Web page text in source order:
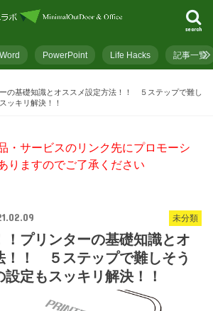
search
Word PowerPoint Life Hacks 記事一覧
の基礎知識とオススメ設定方法！！ ５ステップで難し
ッキリ解決！！
・サービスのリンク先にプロモーシ
りますのでご了承ください
未分類
！プリンターの基礎知識とオ
！！ ５ステップで難しそう
定もスッキリ解決！！